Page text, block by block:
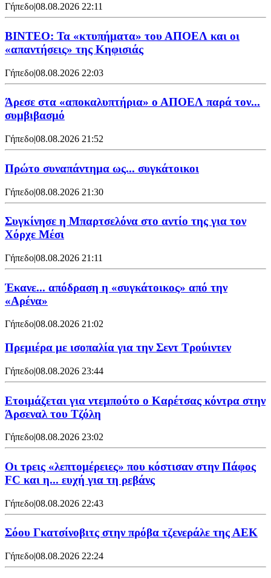
Γήπεδο|08.08.2026 22:11
ΒΙΝΤΕΟ: Τα «κτυπήματα» του ΑΠΟΕΛ και οι
«απαντήσεις» της Κηφισιάς
Γήπεδο|08.08.2026 22:03
Άρεσε στα «αποκαλυπτήρια» ο ΑΠΟΕΛ παρά τον...
συμβιβασμό
Γήπεδο|08.08.2026 21:52
Πρώτο συναπάντημα ως... συγκάτοικοι
Γήπεδο|08.08.2026 21:30
Συγκίνησε η Μπαρτσελόνα στο αντίο της για τον
Χόρχε Μέσι
Γήπεδο|08.08.2026 21:11
Έκανε... απόδραση η «συγκάτοικος» από την
«Αρένα»
Γήπεδο|08.08.2026 21:02
Πρεμιέρα με ισοπαλία για την Σεντ Τρούιντεν
Γήπεδο|08.08.2026 23:44
Ετοιμάζεται για ντεμπούτο ο Καρέτσας κόντρα στην
Άρσεναλ του Τζόλη
Γήπεδο|08.08.2026 23:02
Οι τρεις «λεπτομέρειες» που κόστισαν στην Πάφος
FC και η... ευχή για τη ρεβάνς
Γήπεδο|08.08.2026 22:43
Σόου Γκατσίνοβιτς στην πρόβα τζενεράλε της ΑΕΚ
Γήπεδο|08.08.2026 22:24